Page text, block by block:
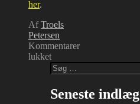
her.
AfTroels
Petersen
Kommentarer
lukkettil
Årsmøde
2023
og
bålhygge
Seneste indlæg